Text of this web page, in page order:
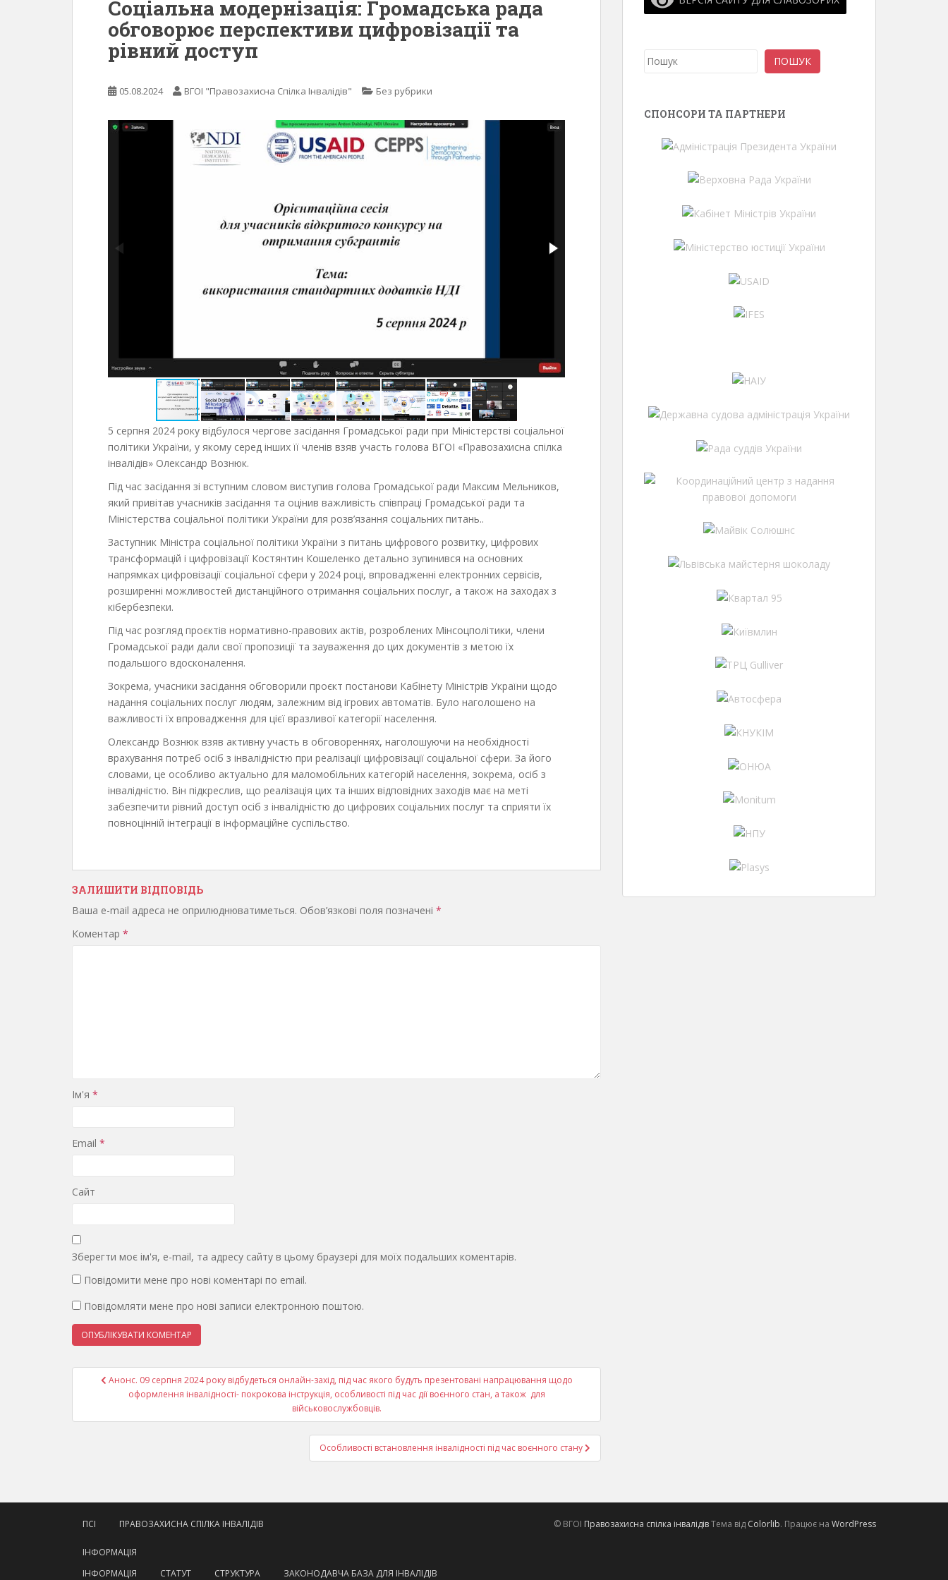
Соціальна модернізація: Громадська рада
обговорює перспективи цифровізації та
рівний доступ
05.08.2024 ВГОІ "Правозахисна Спілка Інвалідів" Без рубрики
5 серпня 2024 року відбулося чергове засідання Громадської ради при Міністерстві соціальної
політики України, у якому серед інших її членів взяв участь голова ВГОІ «Правозахисна спілка
інвалідів» Олександр Вознюк.
Під час засідання зі вступним словом виступив голова Громадської ради Максим Мельников,
який привітав учасників засідання та оцінив важливість співпраці Громадської ради та
Міністерства соціальної політики України для розв’язання соціальних питань..
Заступник Міністра соціальної політики України з питань цифрового розвитку, цифрових
трансформацій і цифровізації Костянтин Кошеленко детально зупинився на основних
напрямках цифровізації соціальної сфери у 2024 році, впровадженні електронних сервісів,
розширенні можливостей дистанційного отримання соціальних послуг, а також на заходах з
кібербезпеки.
Під час розгляд проєктів нормативно-правових актів, розроблених Мінсоцполітики, члени
Громадської ради дали свої пропозиції та зауваження до цих документів з метою їх
подальшого вдосконалення.
Зокрема, учасники засідання обговорили проєкт постанови Кабінету Міністрів України щодо
надання соціальних послуг людям, залежним від ігрових автоматів. Було наголошено на
важливості їх впровадження для цієї вразливої категорії населення.
Олександр Вознюк взяв активну участь в обговореннях, наголошуючи на необхідності
врахування потреб осіб з інвалідністю при реалізації цифровізації соціальної сфери. За його
словами, це особливо актуально для маломобільних категорій населення, зокрема, осіб з
інвалідністю. Він підкреслив, що реалізація цих та інших відповідних заходів має на меті
забезпечити рівний доступ осіб з інвалідністю до цифрових соціальних послуг та сприяти їх
повноцінній інтеграції в інформаційне суспільство.
ЗАЛИШИТИ ВІДПОВІДЬ
Ваша e-mail адреса не оприлюднюватиметься. Обов’язкові поля позначені *
Коментар *
Ім'я *
Email *
Сайт
Зберегти моє ім'я, e-mail, та адресу сайту в цьому браузері для моїх подальших коментарів.
Повідомити мене про нові коментарі по email.
Повідомляти мене про нові записи електронною поштою.
Навігація
записів
Анонс. 09 серпня 2024 року відбудеться онлайн-захід, під час якого будуть презентовані напрацювання щодо
оформлення інвалідності- покрокова інструкція, особливості під час дії воєнного стан, а також для
військовослужбовців.
Особливості встановлення інвалідності під час воєнного стану
Пошук ПОШУК
СПОНСОРИ ТА ПАРТНЕРИ
ПСІ ПРАВОЗАХИСНА СПІЛКА ІНВАЛІДІВ
ІНФОРМАЦІЯ
ІНФОРМАЦІЯ
СТАТУТ СТРУКТУРА ЗАКОНОДАВЧА БАЗА ДЛЯ ІНВАЛІДІВ
© ВГОІ Правозахисна спілка інвалідівТема від Colorlib. Працює на WordPress